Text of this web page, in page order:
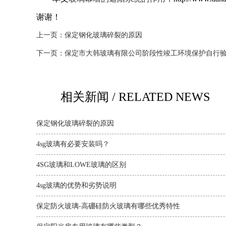
谢谢！
上一页： 保定钢化玻璃碎裂的原因
下一页： 保定市大韩玻璃有限公司阶段性竣工环境保护自行
相关新闻 / RELATED NEWS
保定钢化玻璃碎裂的原因
4sg玻璃有必要安装吗？‌‌‌‌‌
4SG玻璃和LOWE玻璃的区别
4sg玻璃的优势和劣势说明
保定防火玻璃-高硼硅防火玻璃有哪些优秀特性